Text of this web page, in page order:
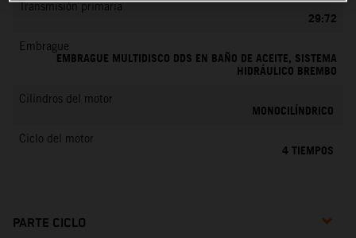
Transmisión primaria
29:72
Embrague
EMBRAGUE MULTIDISCO DDS EN BAÑO DE ACEITE, SISTEMA
HIDRÁULICO BREMBO
Cilindros del motor
MONOCILÍNDRICO
Ciclo del motor
4 TIEMPOS
PARTE CICLO